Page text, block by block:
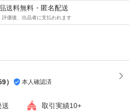
ディスプレイ装置によって商品の
ます。 ・多角度からご覧いただ
ります。 ・水槽にセットする際
物・生体への安全性を確認の上で
意事項 ・お安く出品させていた
送料無料・匿名配送
価後、出品者に支払われます
） 本人確認済
送 取引実績10+